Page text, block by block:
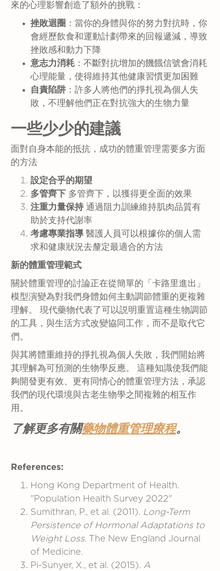
來的心理影響創造了額外的挑戰：
挫敗迴圈 ：當你的身體與你的努力對抗時，你
會經歷飲食和運動計劃帶來的回報遞減，導致
挫敗感和動力下降
意志力消耗 ：不斷對抗增加的饑餓信號會消耗
心理能量，使得維持其他健康習慣更加困難
自責陷阱 ：許多人將他們的掙扎視為個人失
敗，不理解他們正在對抗強大的生物力量
一些少少的建議
面對自身本能的抵抗，成功的體重管理需要多方面
的方法
設定合乎的期望
多管齊下 多管齊下，以獲得更全面的效果
注重力量保持通過阻力訓練維持肌肉品質有
助於支持代謝率
考慮專業指導醫護人員可以根據你的個人需
求和健康狀況去釐定最適合的方法
新的體重管理範式
關於體重管理的討論正在從簡單的「卡路里進出」
模型演變為對我們身體如何主動調節體重的更複雜
理解。 現代藥物代表了可以説明重置這種生物調節
的工具，與生活方式改變協同工作，而不是取代它
們。
與其將體重維持的掙扎視為個人失敗，我們開始將
其理解為可預測的生物學反應。 這種知識使我們能
夠開發更有效、更有同情心的體重管理方法，承認
我們的現代環境與古老生物學之間複雜的相互作
用。
了解更多有關藥物體重管理療程。
References:
Hong Kong Department of Health.
"Population Health Survey 2022"
Sumithran, P., et al. (2011). Long-Term
Persistence of Hormonal Adaptations to
Weight Loss. The New England Journal
of Medicine.
Pi-Sunyer, X., et al. (2015). A